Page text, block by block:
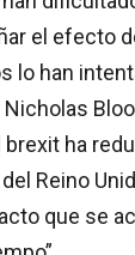
el efecto
lo han
ha
Reino
que se